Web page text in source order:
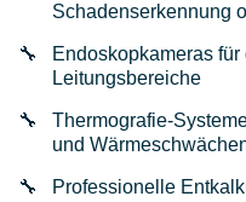
Schadenserkennung
Endoskopkameras
Leitungsbereiche
Thermografie-
und
Professionelle